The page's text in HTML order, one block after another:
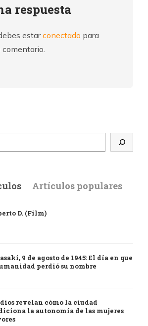
respuesta
estarconectado para
comentario.
Artículos populares
D. (Film)
9 de agosto de 1945: El día en que
perdió su nombre
revelan cómo la ciudad
la autonomía de las mujeres